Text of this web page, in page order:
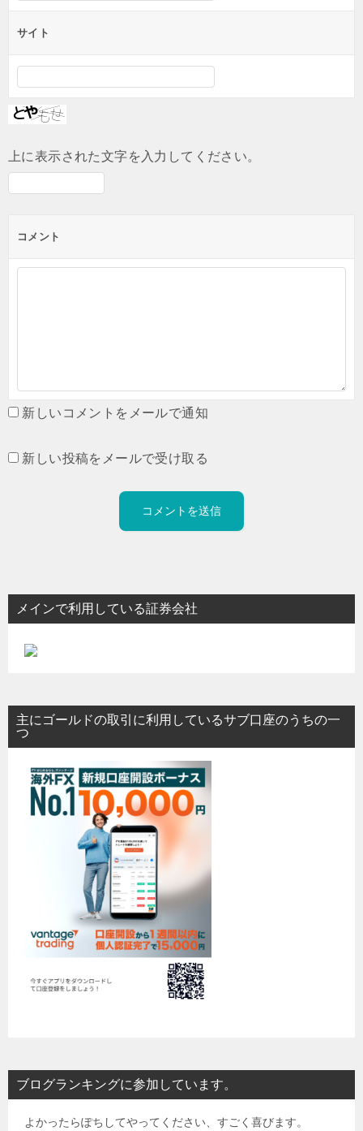
サイト
上に表示された文字を入力してください。
コメント
新しいコメントをメールで通知
新しい投稿をメールで受け取る
メインで利用している証券会社
主にゴールドの取引に利用しているサブ口座のうちの一
つ
ブログランキングに参加しています。
よかったらぽちしてやってください、すごく喜びます。